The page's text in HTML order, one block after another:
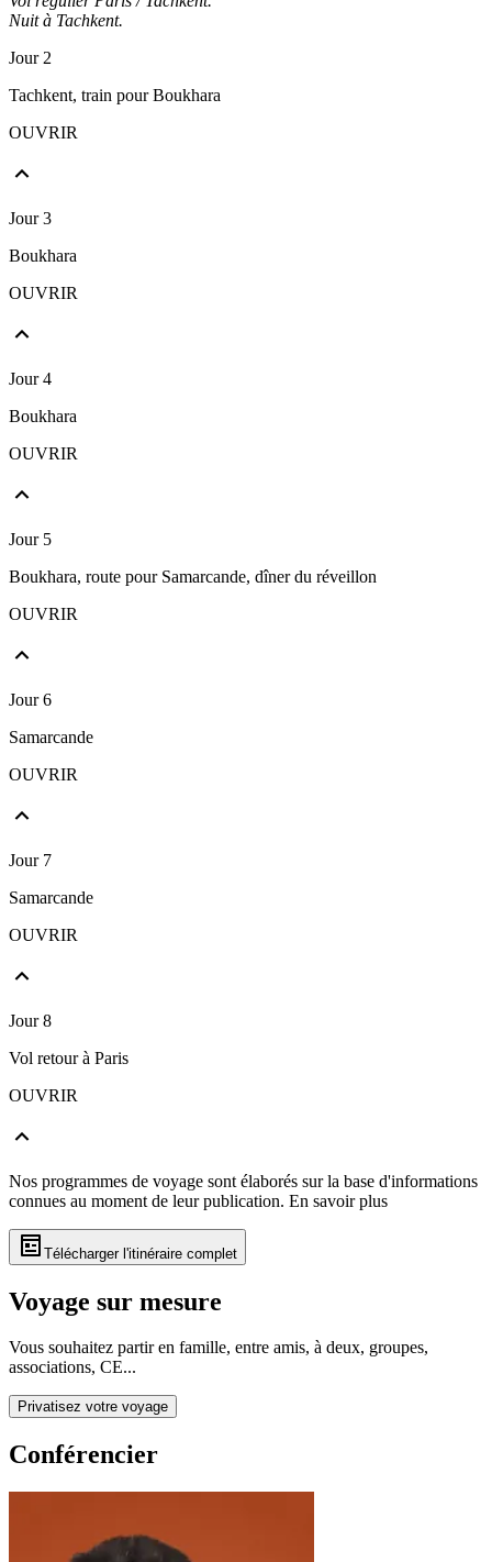
Nuit à Tachkent.
Jour 2
Tachkent, train pour Boukhara
OUVRIR
Jour 3
Boukhara
OUVRIR
Jour 4
Boukhara
OUVRIR
Jour 5
Boukhara, route pour Samarcande, dîner du réveillon
OUVRIR
Jour 6
Samarcande
OUVRIR
Jour 7
Samarcande
OUVRIR
Jour 8
Vol retour à Paris
OUVRIR
Nos programmes de voyage sont élaborés sur la base d'informations
connues au moment de leur publication. En savoir plus
Télécharger l'itinéraire complet
Voyage sur mesure
Vous souhaitez partir en famille, entre amis, à deux, groupes,
associations, CE...
Privatisez votre voyage
Conférencier